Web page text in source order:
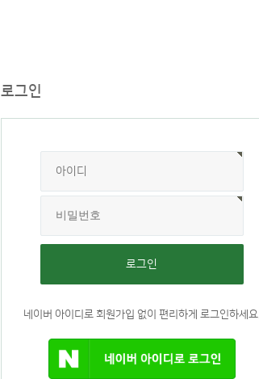
로그인
네이버 아이디로 회원가입 없이 편리하게 로그인하세요.